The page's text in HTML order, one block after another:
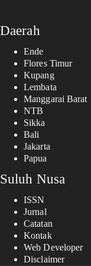
Daerah
Ende
Flores Timur
Kupang
Lembata
Manggarai Barat
NTB
Sikka
Bali
Jakarta
Papua
Suluh Nusa
ISSN
Jurnal
Catatan
Kontak
Web Developer
Disclaimer